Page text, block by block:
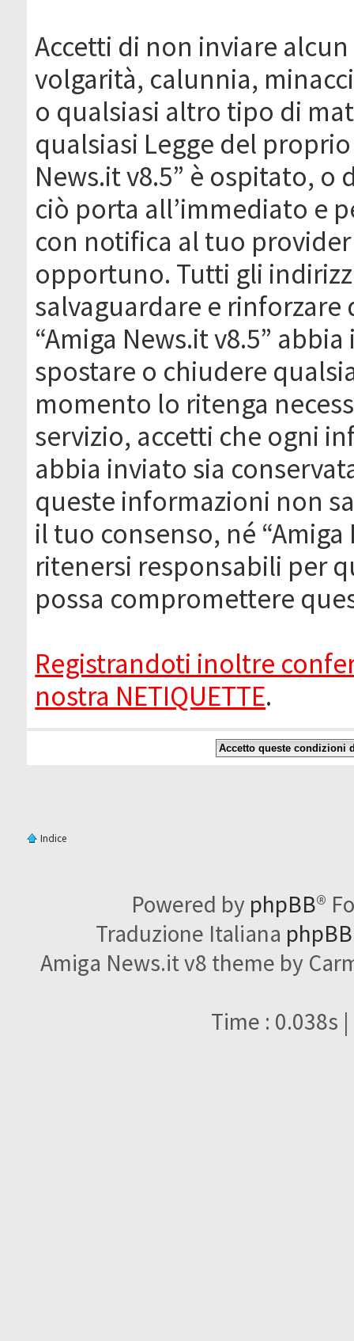
Accetti di non inviare
volgarità, calunnia,
o qualsiasi altro tipo di
qualsiasi Legge del
News.it v8.5” è ospitato, o
ciò porta all’immediato e
con notifica al tuo
opportuno. Tutti gli
salvaguardare e
“Amiga News.it v8.5”
spostare o chiudere
momento lo ritenga
servizio, accetti che ogni
abbia inviato sia
queste informazioni non
il tuo consenso, né
ritenersi responsabili per
possa compromettere
Registrandoti inoltre
nostra NETIQUETTE.
Indice
Powered by phpBB®
Traduzione Italiana
Amiga News.it v8 theme by
Time : 0.038s